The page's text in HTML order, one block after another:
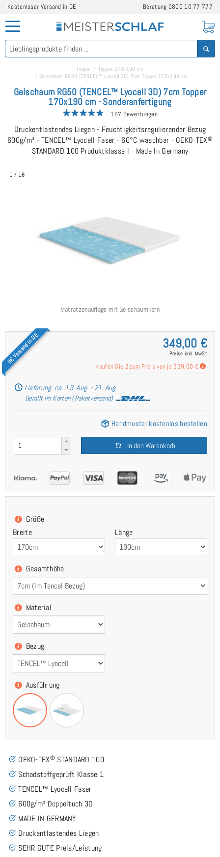
Kostenloser Versand in DE Beratung 0800 10 77 777
Topper
Topper 170x190 cm
Gelschaum RG50 (TENCEL™ Lyocell 3D) 7cm Topper 170x190 cm
Gelschaum RG50 (TENCEL™ Lyocell 3D) 7cm Topper
170x190 cm - Sonderanfertigung
167 Bewertungen
Druckentlastendes Liegen - Feuchtigkeitsregulierender Bezug
600g/m² - TENCEL™ Lyocell Faser - 60°C waschbar - OEKO-TEX®
STANDARD 100 Produktklasse I - Made In Germany
Matratzenauflage mit Gelschaumkern
1 / 16
0€ Versand in DE 349,00 €
Preise inkl. MwSt
Kaufen Sie 2 zum Preis von je 339,00 €
Lieferung: ca. 19. Aug. - 21. Aug.
Gerollt im Karton (Paketversand)
Handmuster kostenlos bestellen
In den Warenkorb
Größe
Breite
Länge
Gesamthöhe
Material
Bezug
Ausführung
OEKO-TEX® STANDARD 100
Schadstoffgeprüft Klasse 1
TENCEL™ Lyocell Faser
600g/m² Doppeltuch 3D
MADE IN GERMANY
Druckentlastendes Liegen
SEHR GUTE Preis/Leistung